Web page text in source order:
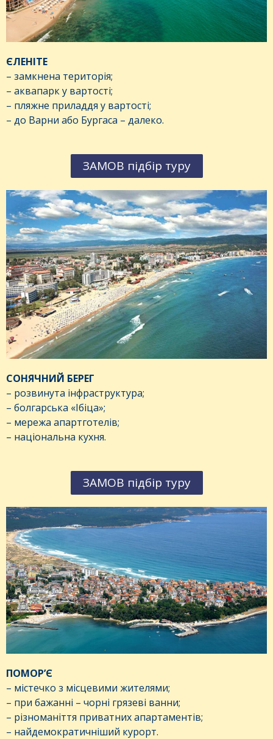
ЄЛЕНІТЕ
– замкнена територія;
– аквапарк у вартості;
– пляжне приладдя у вартості;
– до Варни або Бургаса – далеко.
ЗАМОВ підбір туру
СОНЯЧНИЙ БЕРЕГ
– розвинута інфраструктура;
– болгарська «Ібіца»;
– мережа апартготелів;
– національна кухня.
ЗАМОВ підбір туру
ПОМОР’Є
– містечко з місцевими жителями;
– при бажанні – чорні грязеві ванни;
– різноманіття приватних апартаментів;
– найдемократичніший курорт.